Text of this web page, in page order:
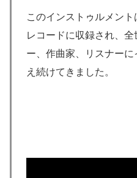
このインストゥルメン
レコードに収録され、
ー、作曲家、リスナー
え続けてきました。